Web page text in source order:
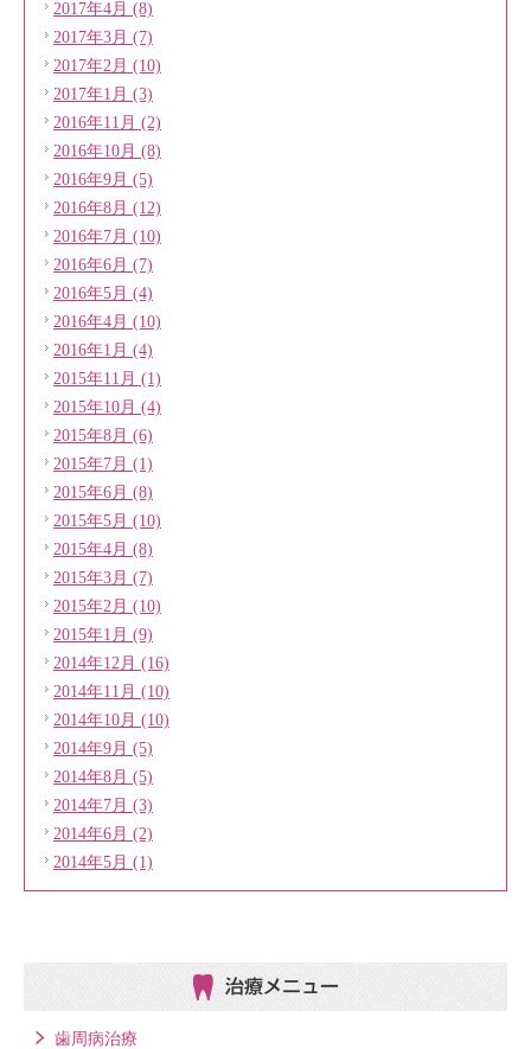
2017年4月 (8)
2017年3月 (7)
2017年2月 (10)
2017年1月 (3)
2016年11月 (2)
2016年10月 (8)
2016年9月 (5)
2016年8月 (12)
2016年7月 (10)
2016年6月 (7)
2016年5月 (4)
2016年4月 (10)
2016年1月 (4)
2015年11月 (1)
2015年10月 (4)
2015年8月 (6)
2015年7月 (1)
2015年6月 (8)
2015年5月 (10)
2015年4月 (8)
2015年3月 (7)
2015年2月 (10)
2015年1月 (9)
2014年12月 (16)
2014年11月 (10)
2014年10月 (10)
2014年9月 (5)
2014年8月 (5)
2014年7月 (3)
2014年6月 (2)
2014年5月 (1)
治療メニュー
歯周病治療